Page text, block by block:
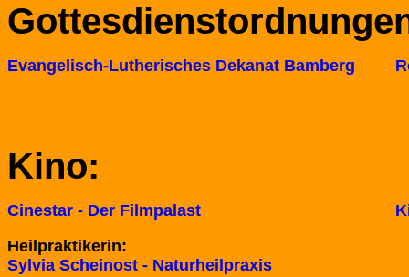
Evangelisch-Lutherisches Dekanat Bamberg
Kino:
Cinestar - Der Filmpalast
Heilpraktikerin:
Sylvia Scheinost - Naturheilpraxis